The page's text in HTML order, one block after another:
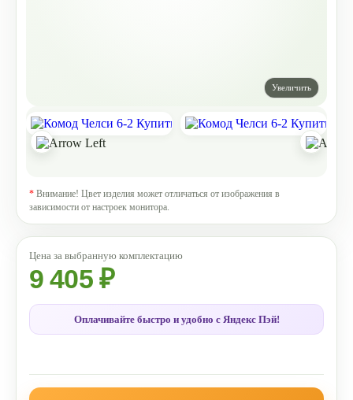
* Внимание! Цвет изделия может отличаться от изображения в
зависимости от настроек монитора.
9 405 ₽
Оплачивайте быстро и удобно с Яндекс Пэй!